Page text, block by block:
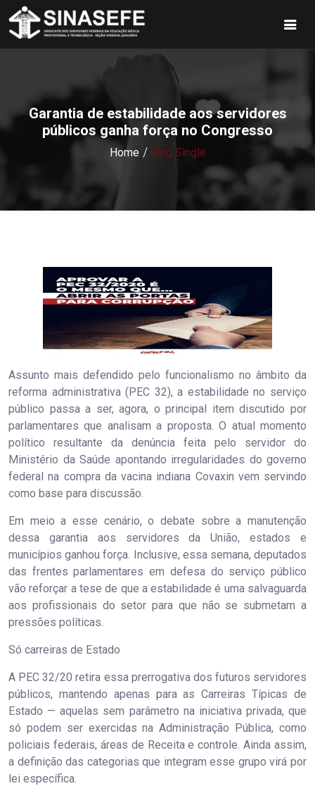
Garantia de estabilidade aos servidores
públicos ganha força no Congresso
Home Blog Single
Assunto mais defendido pelo funcionalismo no âmbito da
reforma administrativa (PEC 32), a estabilidade no serviço
público passa a ser, agora, o principal item discutido por
parlamentares que analisam a proposta. O atual momento
político resultante da denúncia feita pelo servidor do
Ministério da Saúde apontando irregularidades do governo
federal na compra da vacina indiana Covaxin vem servindo
como base para discussão.
Em meio a esse cenário, o debate sobre a manutenção
dessa garantia aos servidores da União, estados e
municípios ganhou força. Inclusive, essa semana, deputados
das frentes parlamentares em defesa do serviço público
vão reforçar a tese de que a estabilidade é uma salvaguarda
aos profissionais do setor para que não se submetam a
pressões políticas.
Só carreiras de Estado
A PEC 32/20 retira essa prerrogativa dos futuros servidores
públicos, mantendo apenas para as Carreiras Típicas de
Estado — aquelas sem parâmetro na iniciativa privada, que
só podem ser exercidas na Administração Pública, como
policiais federais, áreas de Receita e controle. Ainda assim,
a definição das categorias que integram esse grupo virá por
lei específica.